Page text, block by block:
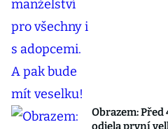
Obrazem:
odjela první